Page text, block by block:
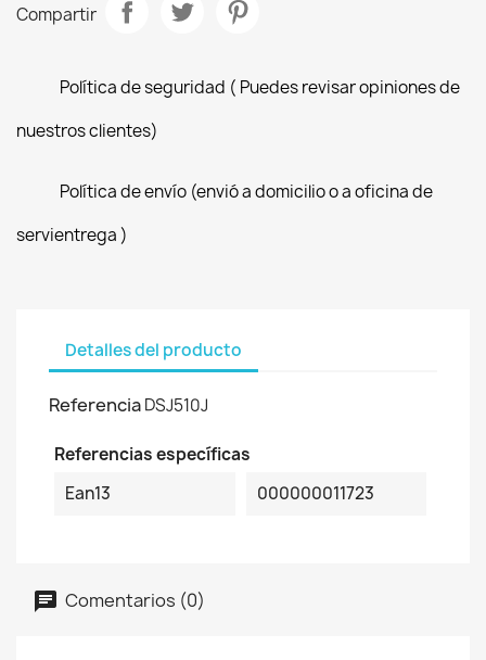
Compartir
Política de seguridad ( Puedes revisar opiniones de
nuestros clientes)
Política de envío (envió a domicilio o a oficina de
servientrega )
Detalles del producto
ReferenciaDSJ510J
Referencias específicas
Ean13
000000011723
Comentarios (0)